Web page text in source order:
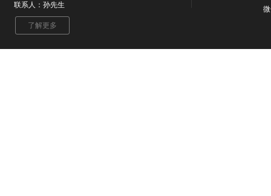
联系人：孙先生
了解更多